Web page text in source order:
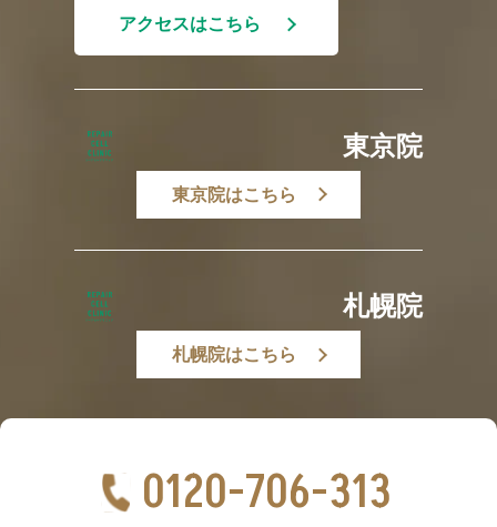
アクセスはこちら
東京院
東京院はこちら
札幌院
札幌院はこちら
0120-706-313